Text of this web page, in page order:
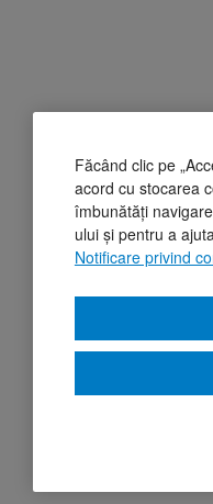
Făcând clic pe
acord cu stocarea
îmbunătăți
ului și pentru a
Notificare privind